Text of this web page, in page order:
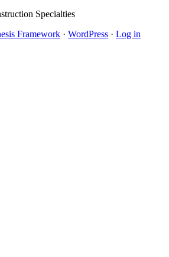
Specialties
Framework · WordPress · Log in